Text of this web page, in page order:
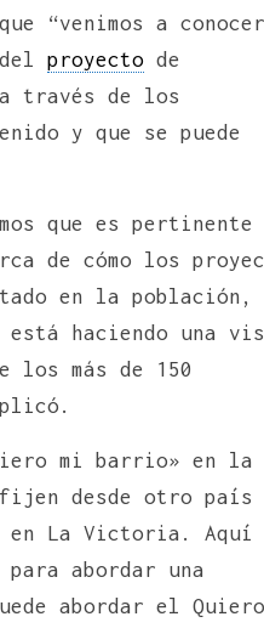
“venimos a conocer
proyecto de
través de los
y que se puede
que es pertinente
de cómo los
en la población,
haciendo una
los más de 150
mi barrio» en la
fijen desde otro país
en La Victoria. Aquí
abordar una
abordar el